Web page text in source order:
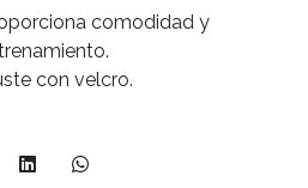
comodidad y
con velcro.